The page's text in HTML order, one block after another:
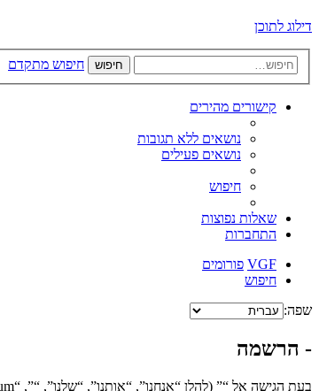
דילוג לתוכן
חיפוש חיפוש מתקדם
קישורים מהירים
נושאים ללא תגובות
נושאים פעילים
חיפוש
שאלות נפוצות
התחברות
VGF פורומים
חיפוש
שפה:
- הרשמה